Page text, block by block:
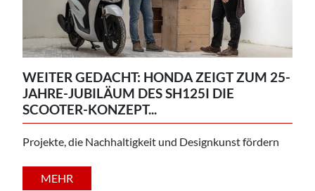
WEITER GEDACHT: HONDA ZEIGT ZUM 25-
JAHRE-JUBILÄUM DES SH125I DIE
SCOOTER-KONZEPT...
Projekte, die Nachhaltigkeit und Designkunst fördern
MEHR